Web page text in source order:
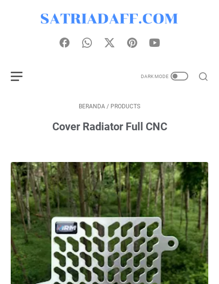
BERANDA / PRODUCTS
Cover Radiator Full CNC